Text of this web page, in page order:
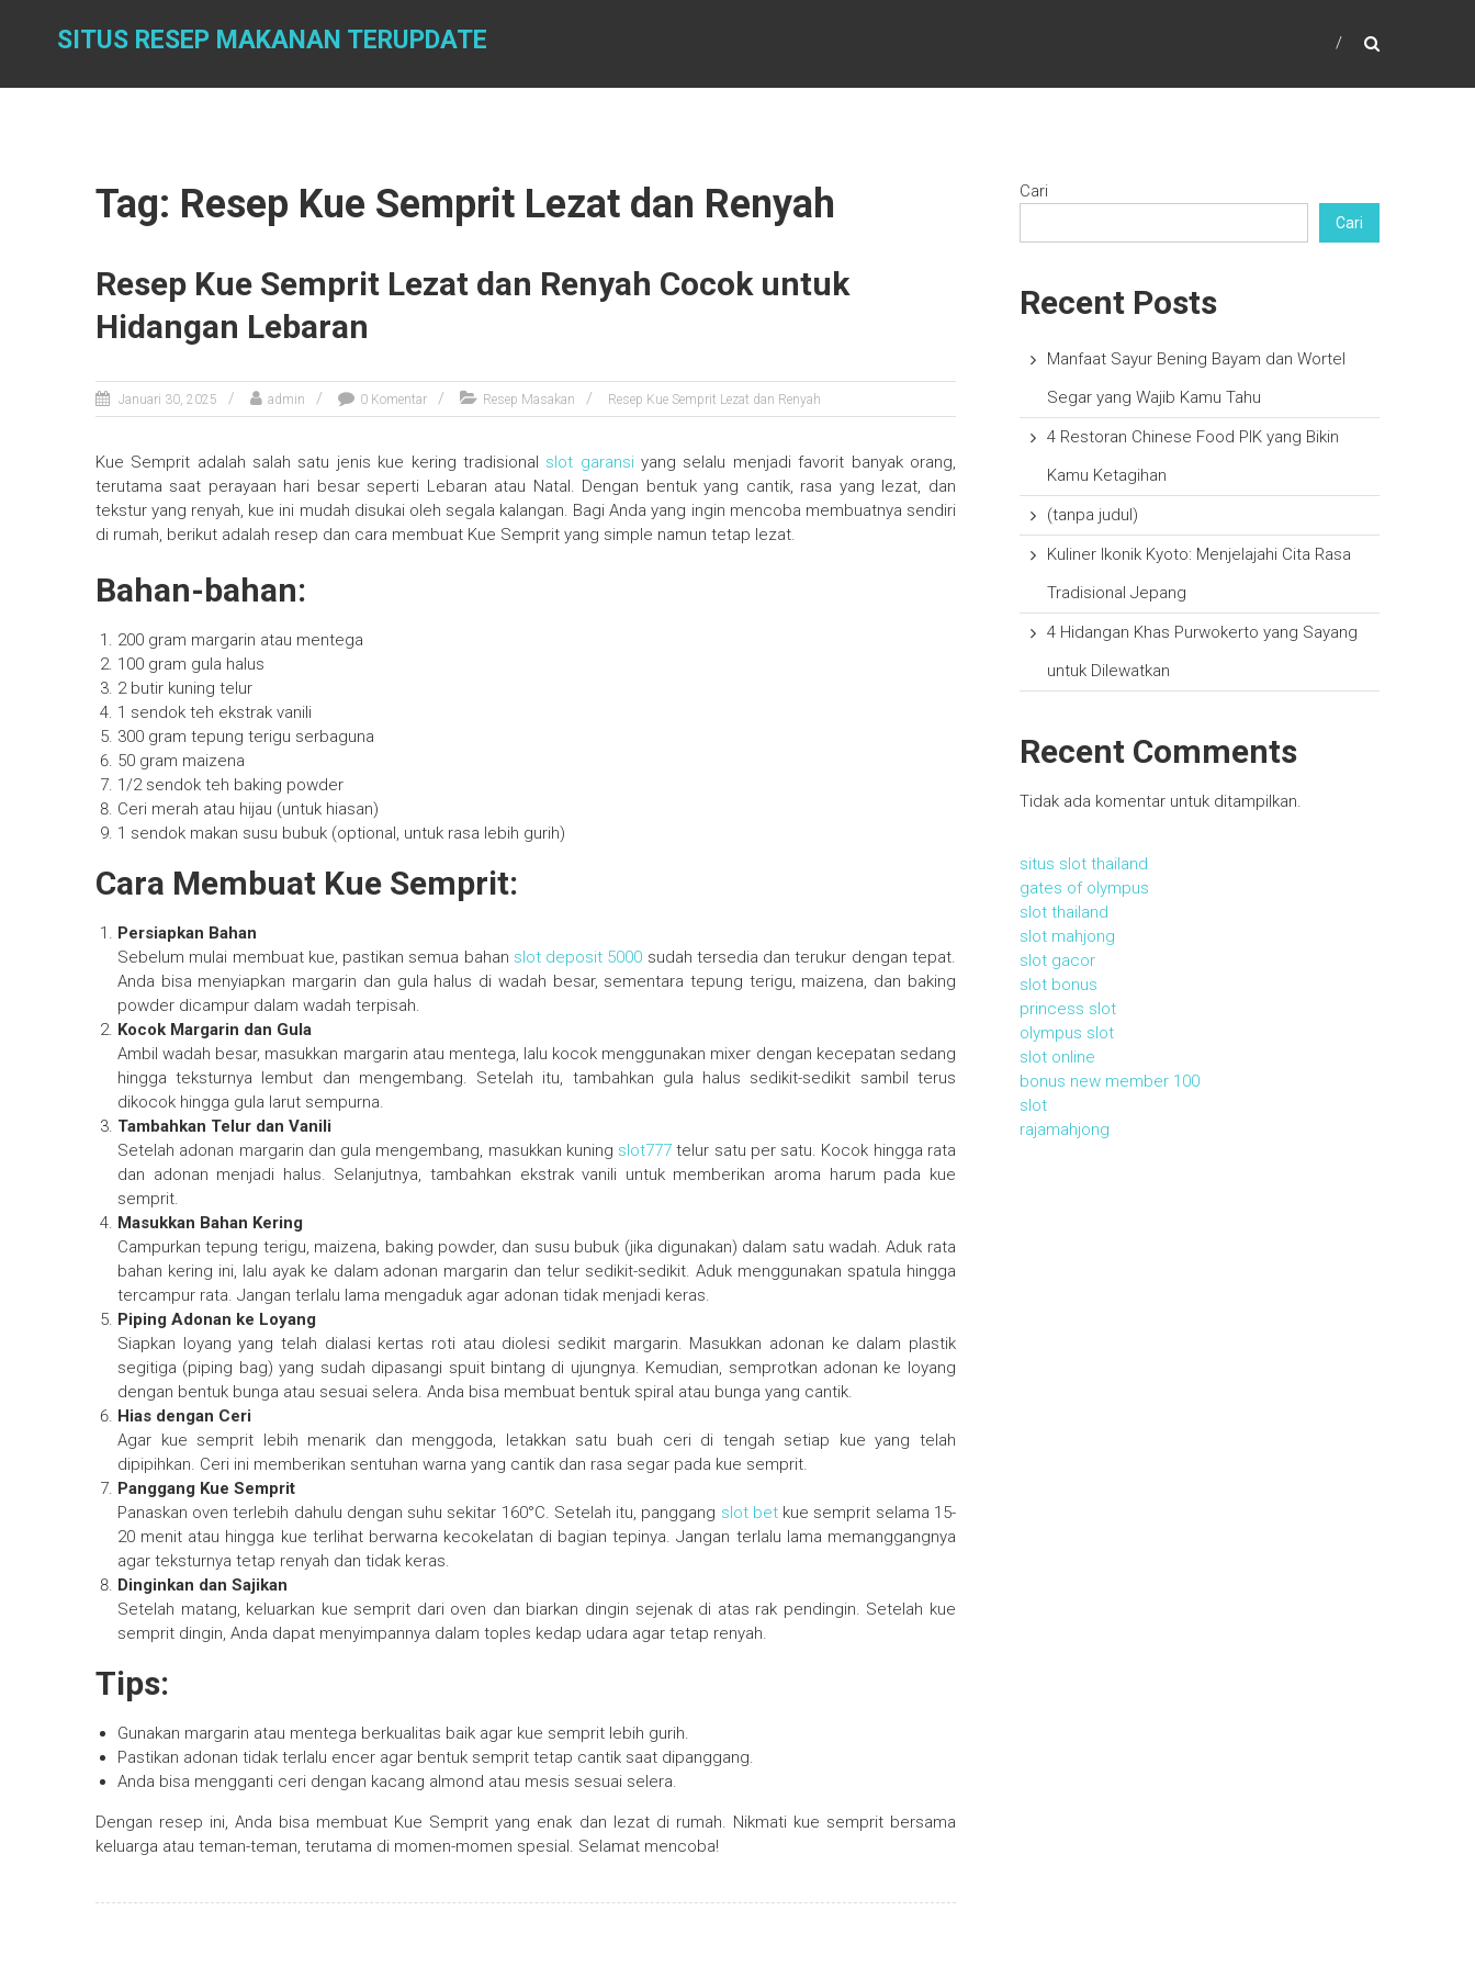
SITUS RESEP MAKANAN TERUPDATE
Tag: Resep Kue Semprit Lezat dan Renyah
Resep Kue Semprit Lezat dan Renyah Cocok untuk
Hidangan Lebaran
Januari 30, 2025 admin 0 Komentar Resep Masakan Resep Kue Semprit Lezat dan Renyah
Kue Semprit adalah salah satu jenis kue kering tradisional slot garansiyang selalu menjadi favorit banyak orang,
terutama saat perayaan hari besar seperti Lebaran atau Natal. Dengan bentuk yang cantik, rasa yang lezat, dan
tekstur yang renyah, kue ini mudah disukai oleh segala kalangan. Bagi Anda yang ingin mencoba membuatnya sendiri
di rumah, berikut adalah resep dan cara membuat Kue Semprit yang simple namun tetap lezat.
Bahan-bahan:
200 gram margarin atau mentega
100 gram gula halus
2 butir kuning telur
1 sendok teh ekstrak vanili
300 gram tepung terigu serbaguna
50 gram maizena
1/2 sendok teh baking powder
Ceri merah atau hijau (untuk hiasan)
1 sendok makan susu bubuk (optional, untuk rasa lebih gurih)
Cara Membuat Kue Semprit:
Persiapkan Bahan
Sebelum mulai membuat kue, pastikan semua bahan slot deposit 5000 sudah tersedia dan terukur dengan tepat.
Anda bisa menyiapkan margarin dan gula halus di wadah besar, sementara tepung terigu, maizena, dan baking
powder dicampur dalam wadah terpisah.
Kocok Margarin dan Gula
Ambil wadah besar, masukkan margarin atau mentega, lalu kocok menggunakan mixer dengan kecepatan sedang
hingga teksturnya lembut dan mengembang. Setelah itu, tambahkan gula halus sedikit-sedikit sambil terus
dikocok hingga gula larut sempurna.
Tambahkan Telur dan Vanili
Setelah adonan margarin dan gula mengembang, masukkan kuning slot777 telur satu per satu. Kocok hingga rata
dan adonan menjadi halus. Selanjutnya, tambahkan ekstrak vanili untuk memberikan aroma harum pada kue
semprit.
Masukkan Bahan Kering
Campurkan tepung terigu, maizena, baking powder, dan susu bubuk (jika digunakan) dalam satu wadah. Aduk rata
bahan kering ini, lalu ayak ke dalam adonan margarin dan telur sedikit-sedikit. Aduk menggunakan spatula hingga
tercampur rata. Jangan terlalu lama mengaduk agar adonan tidak menjadi keras.
Piping Adonan ke Loyang
Siapkan loyang yang telah dialasi kertas roti atau diolesi sedikit margarin. Masukkan adonan ke dalam plastik
segitiga (piping bag) yang sudah dipasangi spuit bintang di ujungnya. Kemudian, semprotkan adonan ke loyang
dengan bentuk bunga atau sesuai selera. Anda bisa membuat bentuk spiral atau bunga yang cantik.
Hias dengan Ceri
Agar kue semprit lebih menarik dan menggoda, letakkan satu buah ceri di tengah setiap kue yang telah
dipipihkan. Ceri ini memberikan sentuhan warna yang cantik dan rasa segar pada kue semprit.
Panggang Kue Semprit
Panaskan oven terlebih dahulu dengan suhu sekitar 160°C. Setelah itu, panggang slot betkue semprit selama 15-
20 menit atau hingga kue terlihat berwarna kecokelatan di bagian tepinya. Jangan terlalu lama memanggangnya
agar teksturnya tetap renyah dan tidak keras.
Dinginkan dan Sajikan
Setelah matang, keluarkan kue semprit dari oven dan biarkan dingin sejenak di atas rak pendingin. Setelah kue
semprit dingin, Anda dapat menyimpannya dalam toples kedap udara agar tetap renyah.
Tips:
Gunakan margarin atau mentega berkualitas baik agar kue semprit lebih gurih.
Pastikan adonan tidak terlalu encer agar bentuk semprit tetap cantik saat dipanggang.
Anda bisa mengganti ceri dengan kacang almond atau mesis sesuai selera.
Dengan resep ini, Anda bisa membuat Kue Semprit yang enak dan lezat di rumah. Nikmati kue semprit bersama
keluarga atau teman-teman, terutama di momen-momen spesial. Selamat mencoba!
Cari
Cari
Recent Posts
Manfaat Sayur Bening Bayam dan Wortel
Segar yang Wajib Kamu Tahu
4 Restoran Chinese Food PIK yang Bikin
Kamu Ketagihan
(tanpa judul)
Kuliner Ikonik Kyoto: Menjelajahi Cita Rasa
Tradisional Jepang
4 Hidangan Khas Purwokerto yang Sayang
untuk Dilewatkan
Recent Comments
Tidak ada komentar untuk ditampilkan.
situs slot thailand
gates of olympus
slot thailand
slot mahjong
slot gacor
slot bonus
princess slot
olympus slot
slot online
bonus new member 100
slot
rajamahjong